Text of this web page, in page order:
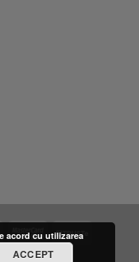
acord cu utilizarea
ACCEPT